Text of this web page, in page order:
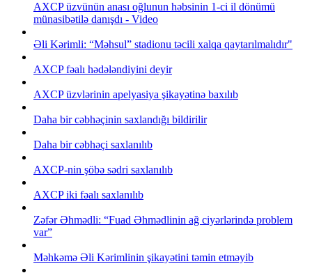
AXCP üzvünün anası oğlunun həbsinin 1-ci il dönümü
münasibətilə danışdı - Video
Əli Kərimli: “Məhsul” stadionu təcili xalqa qaytarılmalıdır"
AXCP fəalı hədələndiyini deyir
AXCP üzvlərinin apelyasiya şikayətinə baxılıb
Daha bir cəbhəçinin saxlandığı bildirilir
Daha bir cəbhəçi saxlanılıb
AXCP-nin şöbə sədri saxlanılıb
AXCP iki fəalı saxlanılıb
Zəfər Əhmədli: “Fuad Əhmədlinin ağ ciyərlərində problem
var”
Məhkəmə Əli Kərimlinin şikayətini təmin etməyib